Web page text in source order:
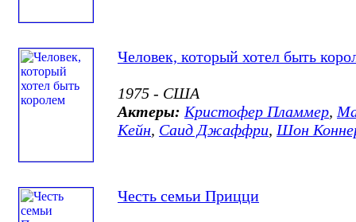
Человек, который хотел быть
1975 - США
Актеры: Кристофер Пламмер,
Кейн, Саид Джаффри, Шон
Честь семьи Прицци